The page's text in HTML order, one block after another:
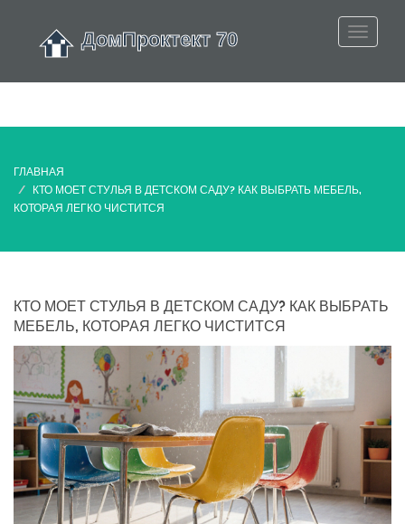
ГЛАВНАЯ
КТО МОЕТ СТУЛЬЯ В ДЕТСКОМ САДУ? КАК ВЫБРАТЬ МЕБЕЛЬ,
КОТОРАЯ ЛЕГКО ЧИСТИТСЯ
КТО МОЕТ СТУЛЬЯ В ДЕТСКОМ САДУ? КАК ВЫБРАТЬ
МЕБЕЛЬ, КОТОРАЯ ЛЕГКО ЧИСТИТСЯ